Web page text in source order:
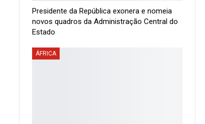
Presidente da República exonera e nomeia
novos quadros da Administração Central do
Estado
ÁFRICA